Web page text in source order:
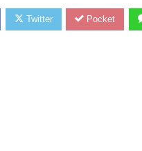
Twitter Pocket